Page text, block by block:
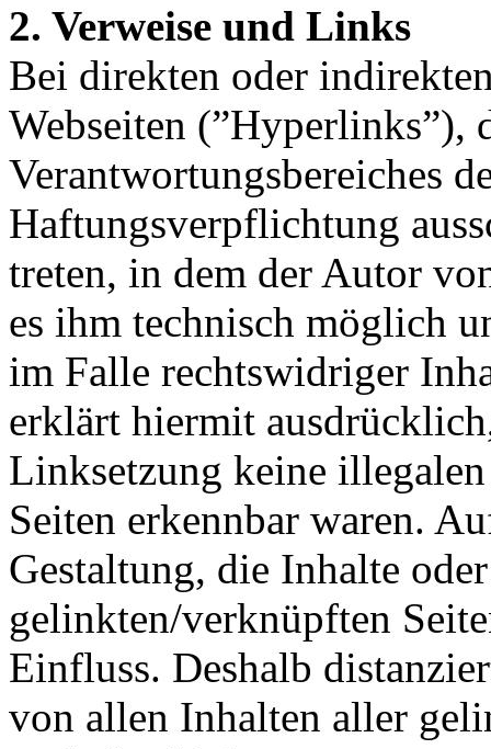
2. Verweise und Links
Bei direkten oder
Webseiten (”Hyperlinks”),
Verantwortungsbereiches
Haftungsverpflichtung
treten, in dem der Autor
es ihm technisch möglich
im Falle rechtswidriger
erklärt hiermit
Linksetzung keine
Seiten erkennbar waren.
Gestaltung, die Inhalte
gelinkten/verknüpften
Einfluss. Deshalb
von allen Inhalten aller